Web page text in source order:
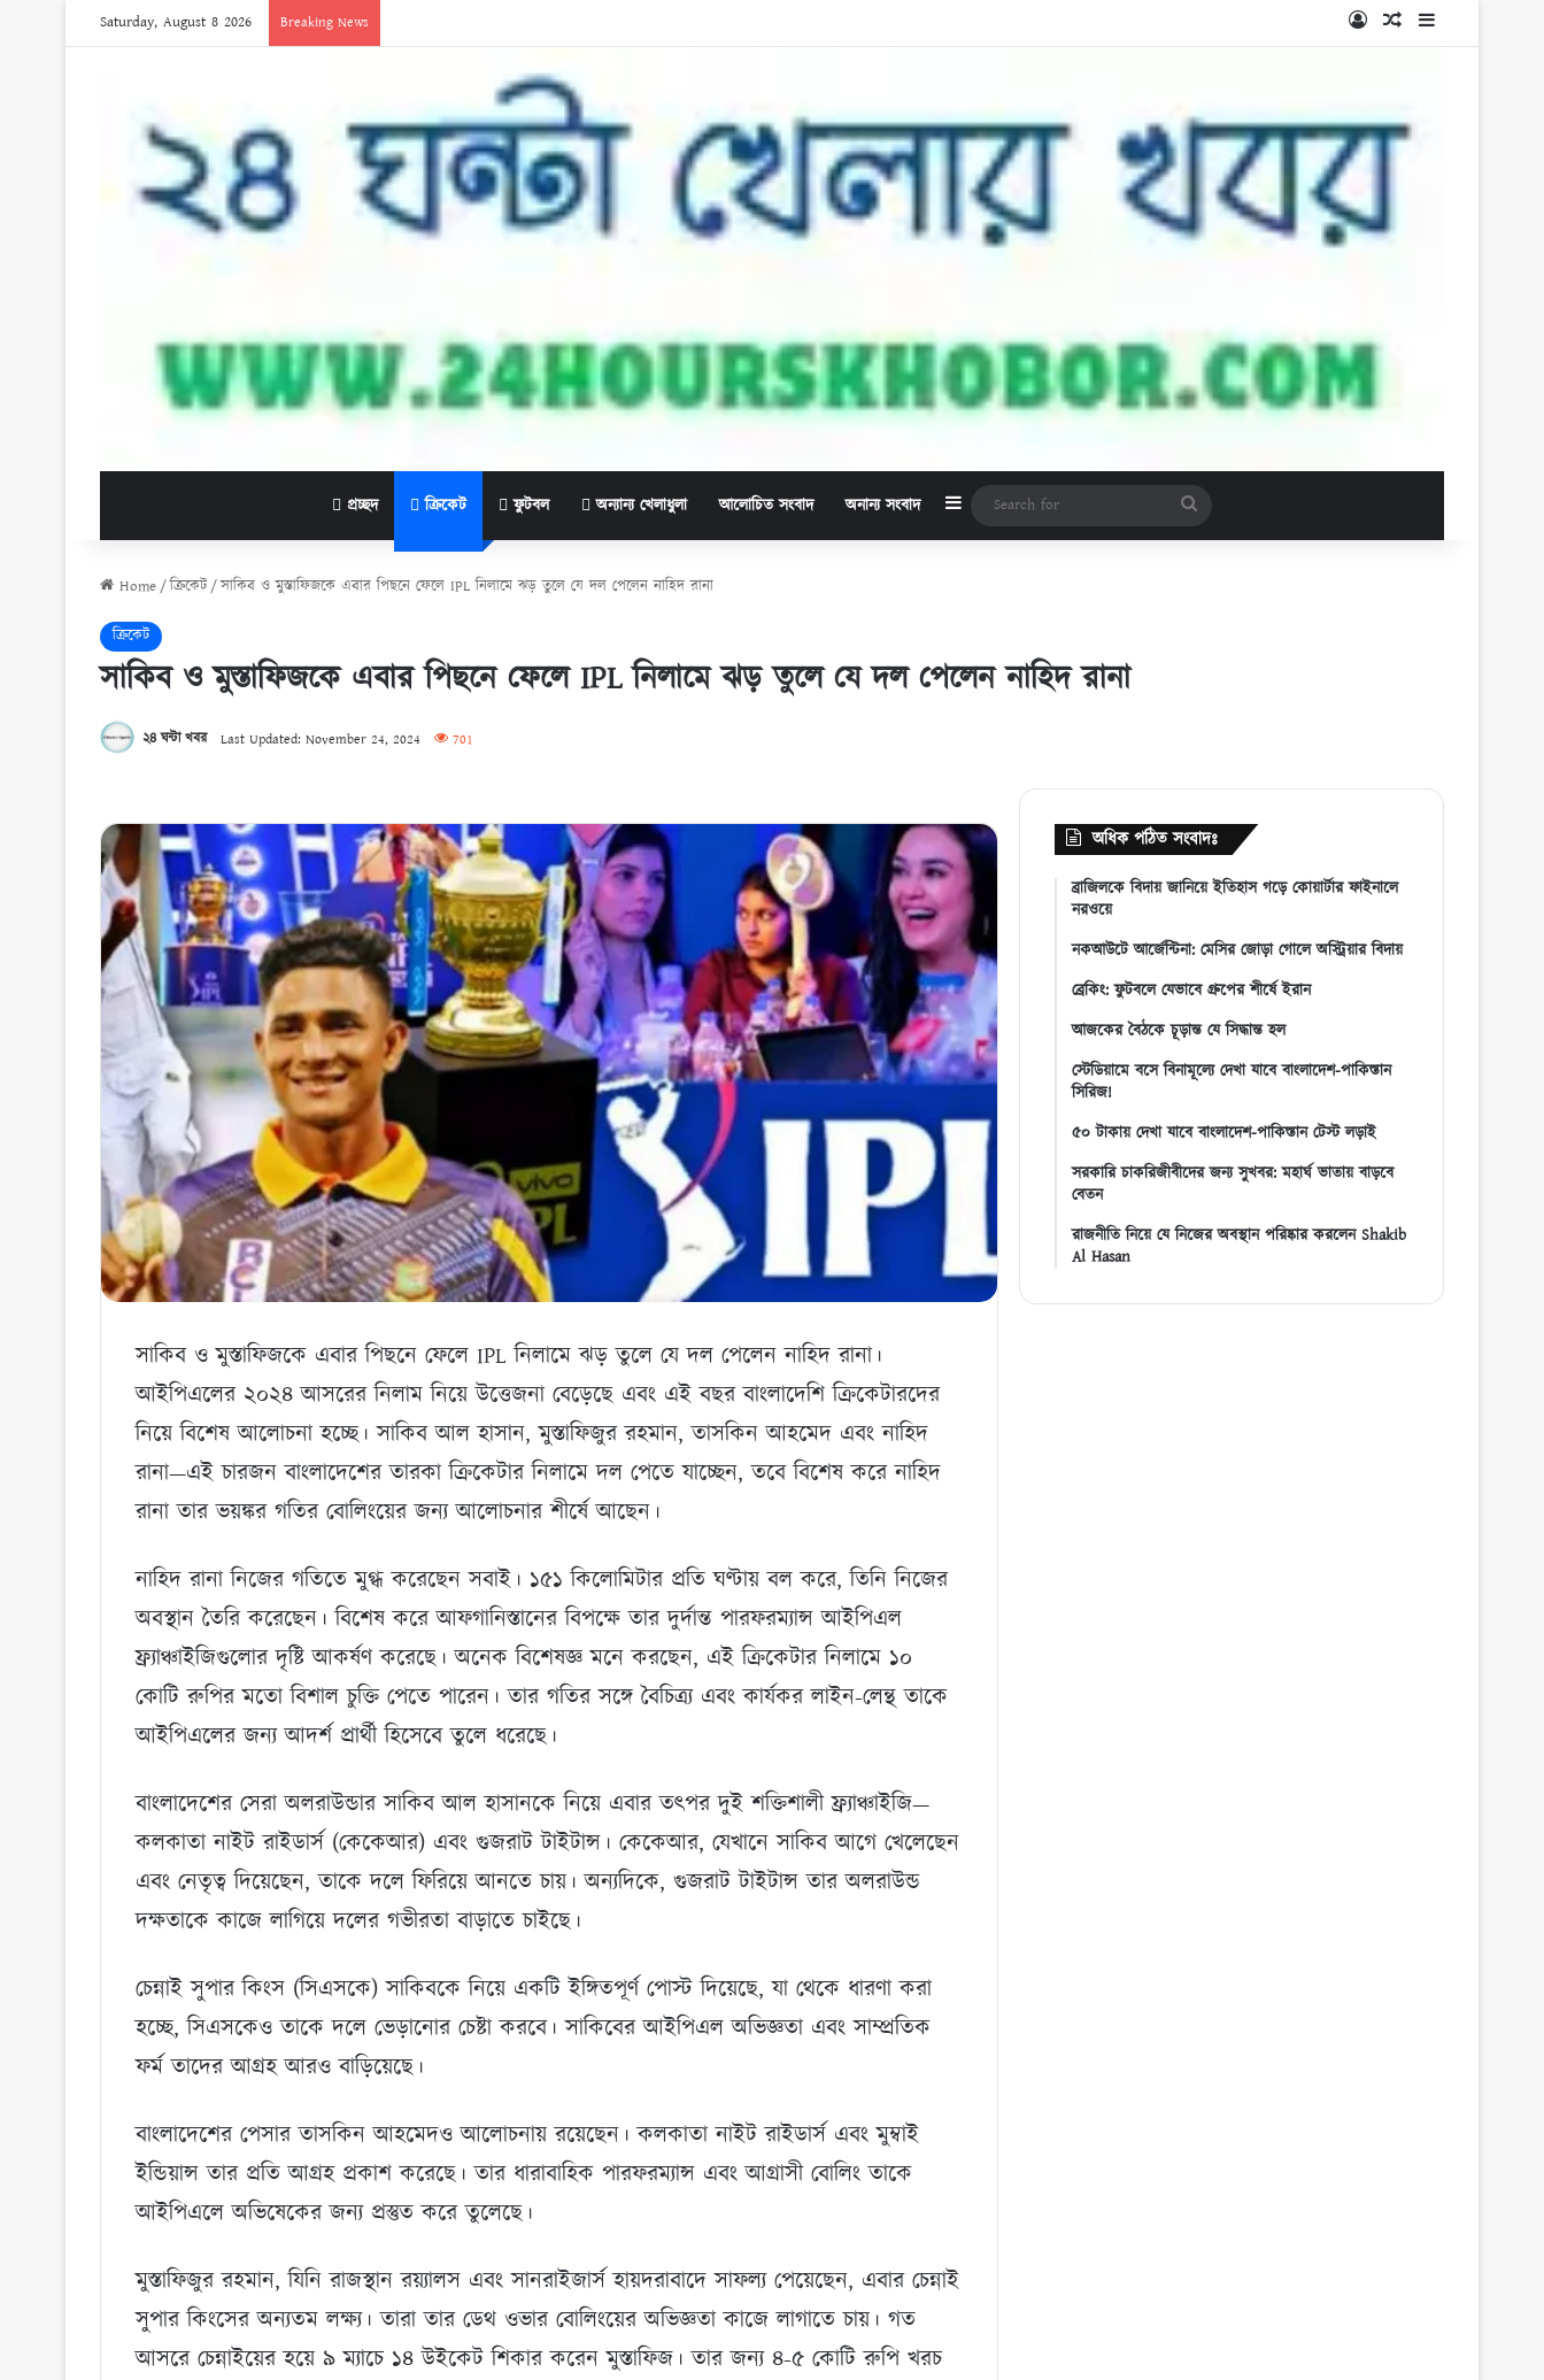
Saturday, August 8 2026 Breaking News Log InRandom Article
Sidebar
প্রচ্ছদ ক্রিকেট ফুটবল অন্যান্য খেলাধুলা আলোচিত সংবাদ অনান্য সংবাদ Sidebar
Search
for
Home/ক্রিকেট/সাকিব ও মুস্তাফিজকে এবার পিছনে ফেলে IPL নিলামে ঝড় তুলে যে দল পেলেন নাহিদ রানা
ক্রিকেট
সাকিব ও মুস্তাফিজকে এবার পিছনে ফেলে IPL নিলামে ঝড় তুলে যে দল পেলেন নাহিদ রানা
২৪ ঘন্টা খবর Last Updated: November 24, 2024 701
সাকিব ও মুস্তাফিজকে এবার পিছনে ফেলে IPL নিলামে ঝড় তুলে যে দল পেলেন নাহিদ রানা।
আইপিএলের ২০২৪ আসরের নিলাম নিয়ে উত্তেজনা বেড়েছে এবং এই বছর বাংলাদেশি ক্রিকেটারদের
নিয়ে বিশেষ আলোচনা হচ্ছে। সাকিব আল হাসান, মুস্তাফিজুর রহমান, তাসকিন আহমেদ এবং নাহিদ
রানা—এই চারজন বাংলাদেশের তারকা ক্রিকেটার নিলামে দল পেতে যাচ্ছেন, তবে বিশেষ করে নাহিদ
রানা তার ভয়ঙ্কর গতির বোলিংয়ের জন্য আলোচনার শীর্ষে আছেন।
নাহিদ রানা নিজের গতিতে মুগ্ধ করেছেন সবাই। ১৫১ কিলোমিটার প্রতি ঘণ্টায় বল করে, তিনি নিজের
অবস্থান তৈরি করেছেন। বিশেষ করে আফগানিস্তানের বিপক্ষে তার দুর্দান্ত পারফরম্যান্স আইপিএল
ফ্র্যাঞ্চাইজিগুলোর দৃষ্টি আকর্ষণ করেছে। অনেক বিশেষজ্ঞ মনে করছেন, এই ক্রিকেটার নিলামে ১০
কোটি রুপির মতো বিশাল চুক্তি পেতে পারেন। তার গতির সঙ্গে বৈচিত্র্য এবং কার্যকর লাইন-লেন্থ তাকে
আইপিএলের জন্য আদর্শ প্রার্থী হিসেবে তুলে ধরেছে।
বাংলাদেশের সেরা অলরাউন্ডার সাকিব আল হাসানকে নিয়ে এবার তৎপর দুই শক্তিশালী ফ্র্যাঞ্চাইজি—
কলকাতা নাইট রাইডার্স (কেকেআর) এবং গুজরাট টাইটান্স। কেকেআর, যেখানে সাকিব আগে খেলেছেন
এবং নেতৃত্ব দিয়েছেন, তাকে দলে ফিরিয়ে আনতে চায়। অন্যদিকে, গুজরাট টাইটান্স তার অলরাউন্ড
দক্ষতাকে কাজে লাগিয়ে দলের গভীরতা বাড়াতে চাইছে।
চেন্নাই সুপার কিংস (সিএসকে) সাকিবকে নিয়ে একটি ইঙ্গিতপূর্ণ পোস্ট দিয়েছে, যা থেকে ধারণা করা
হচ্ছে, সিএসকেও তাকে দলে ভেড়ানোর চেষ্টা করবে। সাকিবের আইপিএল অভিজ্ঞতা এবং সাম্প্রতিক
ফর্ম তাদের আগ্রহ আরও বাড়িয়েছে।
বাংলাদেশের পেসার তাসকিন আহমেদও আলোচনায় রয়েছেন। কলকাতা নাইট রাইডার্স এবং মুম্বাই
ইন্ডিয়ান্স তার প্রতি আগ্রহ প্রকাশ করেছে। তার ধারাবাহিক পারফরম্যান্স এবং আগ্রাসী বোলিং তাকে
আইপিএলে অভিষেকের জন্য প্রস্তুত করে তুলেছে।
মুস্তাফিজুর রহমান, যিনি রাজস্থান রয়্যালস এবং সানরাইজার্স হায়দরাবাদে সাফল্য পেয়েছেন, এবার চেন্নাই
সুপার কিংসের অন্যতম লক্ষ্য। তারা তার ডেথ ওভার বোলিংয়ের অভিজ্ঞতা কাজে লাগাতে চায়। গত
আসরে চেন্নাইয়ের হয়ে ৯ ম্যাচে ১৪ উইকেট শিকার করেন মুস্তাফিজ। তার জন্য ৪-৫ কোটি রুপি খরচ
অধিক পঠিত সংবাদঃ
ব্রাজিলকে বিদায় জানিয়ে ইতিহাস গড়ে কোয়ার্টার ফাইনালে
নরওয়ে
নকআউটে আর্জেন্টিনা: মেসির জোড়া গোলে অস্ট্রিয়ার বিদায়
ব্রেকিং: ফুটবলে যেভাবে গ্রুপের শীর্ষে ইরান
আজকের বৈঠকে চূড়ান্ত যে সিদ্ধান্ত হল
স্টেডিয়ামে বসে বিনামূল্যে দেখা যাবে বাংলাদেশ-পাকিস্তান
সিরিজ!
৫০ টাকায় দেখা যাবে বাংলাদেশ-পাকিস্তান টেস্ট লড়াই
সরকারি চাকরিজীবীদের জন্য সুখবর: মহার্ঘ ভাতায় বাড়বে
বেতন
রাজনীতি নিয়ে যে নিজের অবস্থান পরিষ্কার করলেন Shakib
Al Hasan